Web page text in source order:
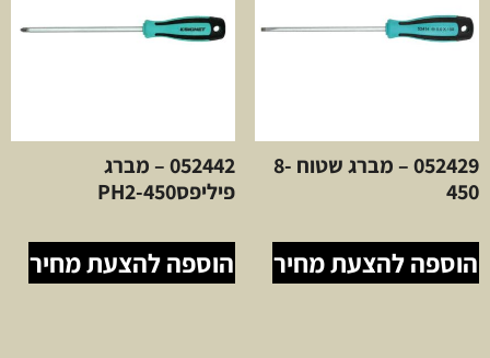
052429 – מברג שטוח 8-
450
הוספה להצעת מחיר
052442 – מברג
פיליפסPH2-450
הוספה להצעת מחיר